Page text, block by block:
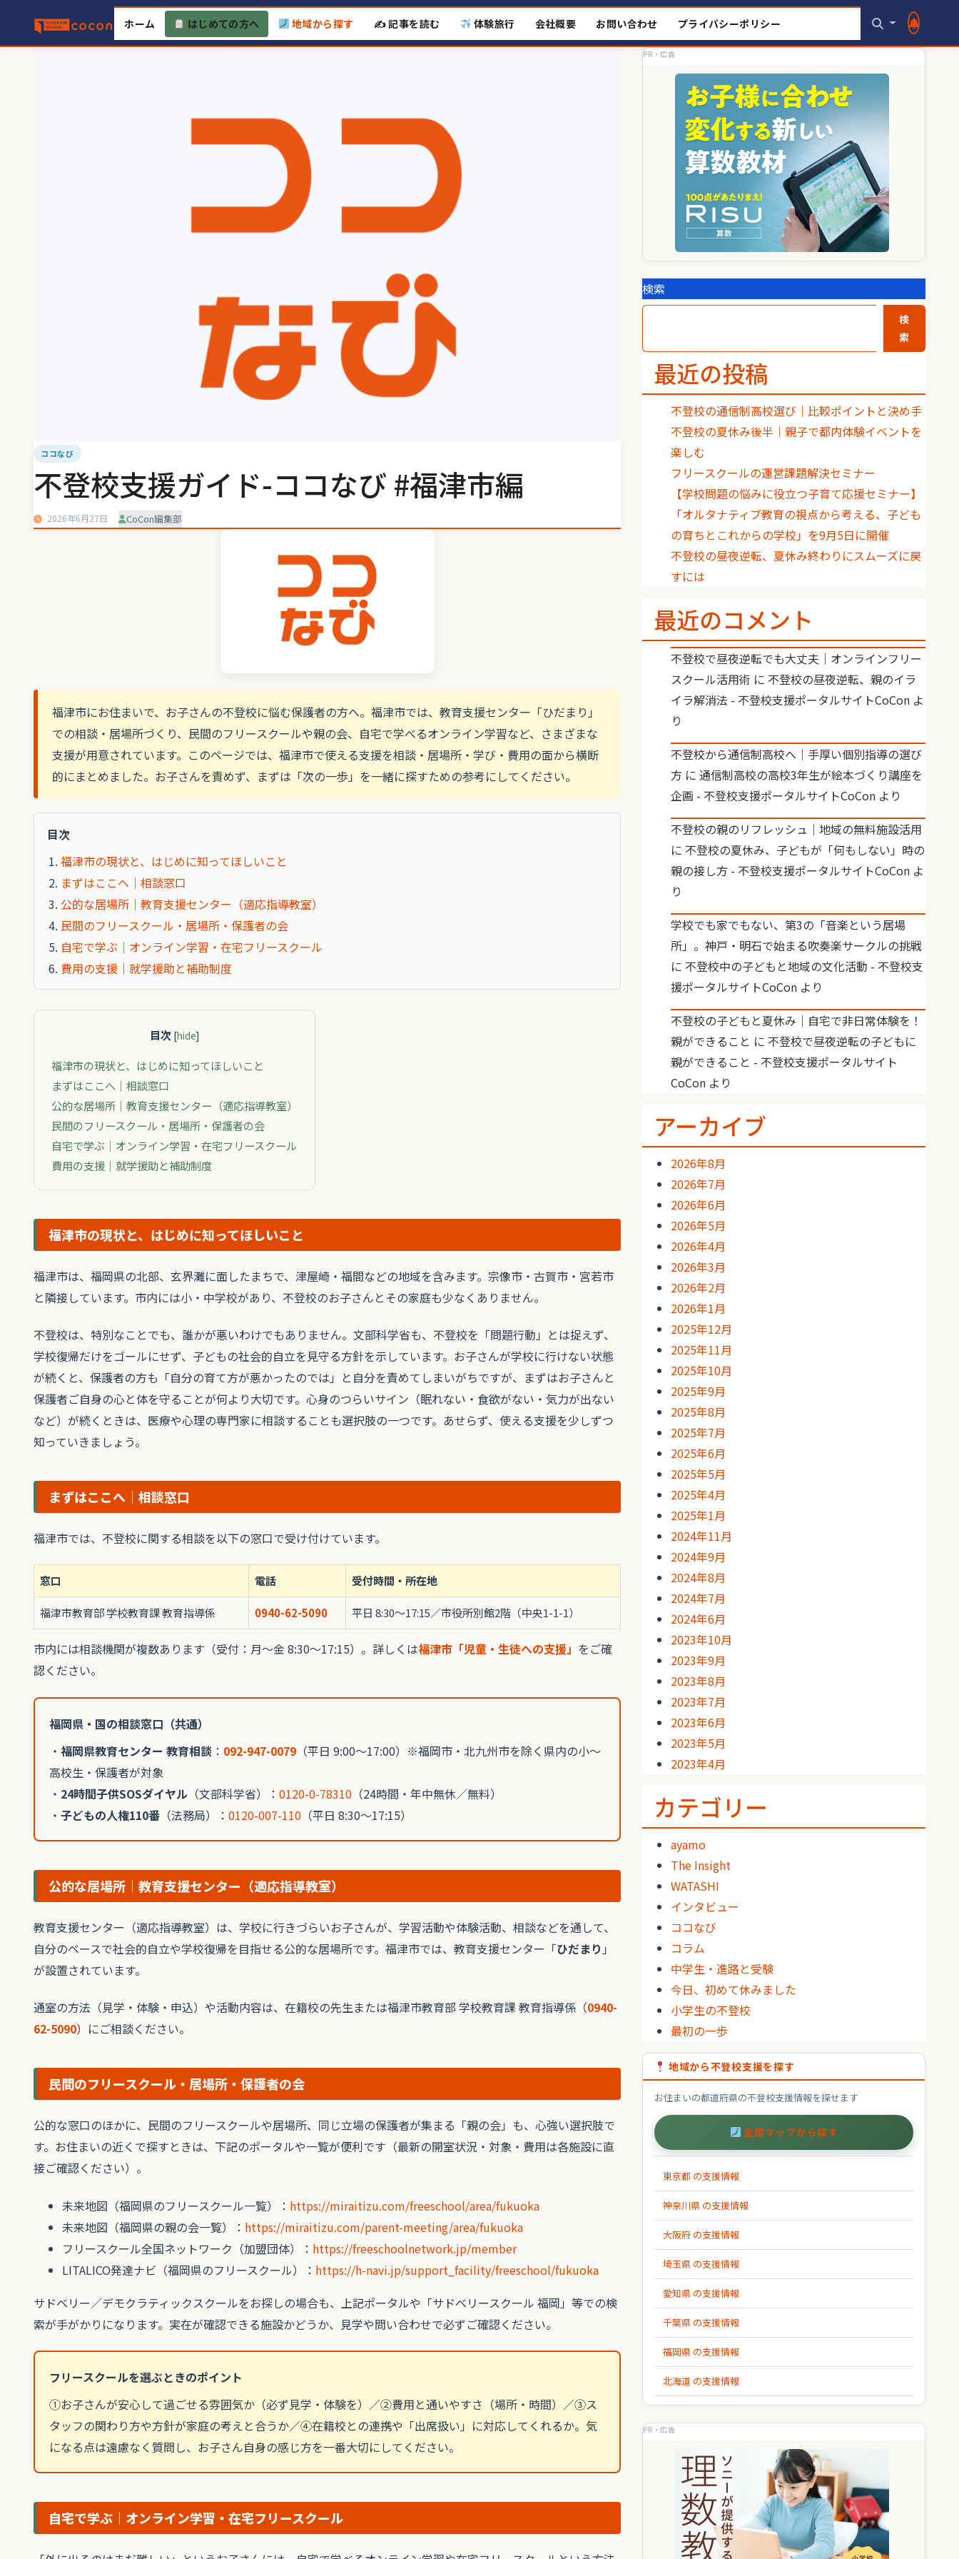
content
ホーム はじめての方へ 地域から探す ✍️ 記事を読む 体験旅行 会社概要 お問い合わせ プライバシーポリシー
ココなび
不登校支援ガイド-ココなび #福津市編
2026年6月27日 CoCon編集部
福津市にお住まいで、お子さんの不登校に悩む保護者の方へ。福津市では、教育支援センター「ひだまり」
での相談・居場所づくり、民間のフリースクールや親の会、自宅で学べるオンライン学習など、さまざまな
支援が用意されています。このページでは、福津市で使える支援を相談・居場所・学び・費用の面から横断
的にまとめました。お子さんを責めず、まずは「次の一歩」を一緒に探すための参考にしてください。
目次
福津市の現状と、はじめに知ってほしいこと
まずはここへ｜相談窓口
公的な居場所｜教育支援センター（適応指導教室）
民間のフリースクール・居場所・保護者の会
自宅で学ぶ｜オンライン学習・在宅フリースクール
費用の支援｜就学援助と補助制度
目次 [hide]
福津市の現状と、はじめに知ってほしいこと
まずはここへ｜相談窓口
公的な居場所｜教育支援センター（適応指導教室）
民間のフリースクール・居場所・保護者の会
自宅で学ぶ｜オンライン学習・在宅フリースクール
費用の支援｜就学援助と補助制度
福津市の現状と、はじめに知ってほしいこと
福津市は、福岡県の北部、玄界灘に面したまちで、津屋崎・福間などの地域を含みます。宗像市・古賀市・宮若市
と隣接しています。市内には小・中学校があり、不登校のお子さんとその家庭も少なくありません。
不登校は、特別なことでも、誰かが悪いわけでもありません。文部科学省も、不登校を「問題行動」とは捉えず、
学校復帰だけをゴールにせず、子どもの社会的自立を見守る方針を示しています。お子さんが学校に行けない状態
が続くと、保護者の方も「自分の育て方が悪かったのでは」と自分を責めてしまいがちですが、まずはお子さんと
保護者ご自身の心と体を守ることが何より大切です。心身のつらいサイン（眠れない・食欲がない・気力が出ない
など）が続くときは、医療や心理の専門家に相談することも選択肢の一つです。あせらず、使える支援を少しずつ
知っていきましょう。
まずはここへ｜相談窓口
福津市では、不登校に関する相談を以下の窓口で受け付けています。
窓口 電話 受付時間・所在地
福津市教育部 学校教育課 教育指導係 0940-62-5090 平日 8:30〜17:15／市役所別館2階（中央1-1-1）
市内には相談機関が複数あります（受付：月〜金 8:30〜17:15）。詳しくは福津市「児童・生徒への支援」 をご確
認ください。
福岡県・国の相談窓口（共通）
・ 福岡県教育センター 教育相談 ： 092-947-0079 （平日 9:00〜17:00）※福岡市・北九州市を除く県内の小〜
高校生・保護者が対象
・ 24時間子供SOSダイヤル （文部科学省）： 0120-0-78310 （24時間・年中無休／無料）
・ 子どもの人権110番 （法務局）： 0120-007-110 （平日 8:30〜17:15）
公的な居場所｜教育支援センター（適応指導教室）
教育支援センター（適応指導教室）は、学校に行きづらいお子さんが、学習活動や体験活動、相談などを通して、
自分のペースで社会的自立や学校復帰を目指せる公的な居場所です。福津市では、教育支援センター「ひだまり 」
が設置されています。
通室の方法（見学・体験・申込）や活動内容は、在籍校の先生または福津市教育部 学校教育課 教育指導係（0940-
62-5090）にご相談ください。
民間のフリースクール・居場所・保護者の会
公的な窓口のほかに、民間のフリースクールや居場所、同じ立場の保護者が集まる「親の会」も、心強い選択肢で
す。お住まいの近くで探すときは、下記のポータルや一覧が便利です（最新の開室状況・対象・費用は各施設に直
接ご確認ください）。
未来地図（福岡県のフリースクール一覧）： https://miraitizu.com/freeschool/area/fukuoka
未来地図（福岡県の親の会一覧）： https://miraitizu.com/parent-meeting/area/fukuoka
フリースクール全国ネットワーク（加盟団体）： https://freeschoolnetwork.jp/member
LITALICO発達ナビ（福岡県のフリースクール）： https://h-navi.jp/support_facility/freeschool/fukuoka
サドベリー／デモクラティックスクールをお探しの場合も、上記ポータルや「サドベリースクール 福岡」等での検
索が手がかりになります。実在が確認できる施設かどうか、見学や問い合わせで必ずご確認ください。
フリースクールを選ぶときのポイント
①お子さんが安心して過ごせる雰囲気か（必ず見学・体験を）／②費用と通いやすさ（場所・時間）／③ス
タッフの関わり方や方針が家庭の考えと合うか／④在籍校との連携や「出席扱い」に対応してくれるか。気
になる点は遠慮なく質問し、お子さん自身の感じ方を一番大切にしてください。
自宅で学ぶ｜オンライン学習・在宅フリースクール
PR・広告
検索
検
索
最近の投稿
不登校の通信制高校選び｜比較ポイントと決め手
不登校の夏休み後半｜親子で都内体験イベントを
楽しむ
フリースクールの運営課題解決セミナー
【学校問題の悩みに役立つ子育て応援セミナー】
「オルタナティブ教育の視点から考える、子ども
の育ちとこれからの学校」を9月5日に開催
不登校の昼夜逆転、夏休み終わりにスムーズに戻
すには
最近のコメント
不登校で昼夜逆転でも大丈夫｜オンラインフリー
スクール活用術 に 不登校の昼夜逆転、親のイラ
イラ解消法 - 不登校支援ポータルサイトCoCon よ
り
不登校から通信制高校へ｜手厚い個別指導の選び
方 に通信制高校の高校3年生が絵本づくり講座を
企画 - 不登校支援ポータルサイトCoCon より
不登校の親のリフレッシュ｜地域の無料施設活用
に 不登校の夏休み、子どもが「何もしない」時の
親の接し方 - 不登校支援ポータルサイトCoCon よ
り
学校でも家でもない、第3の「音楽という居場
所」。神戸・明石で始まる吹奏楽サークルの挑戦
に 不登校中の子どもと地域の文化活動 - 不登校支
援ポータルサイトCoCon より
不登校の子どもと夏休み｜自宅で非日常体験を！
親ができること に 不登校で昼夜逆転の子どもに
親ができること - 不登校支援ポータルサイト
CoCon より
アーカイブ
2026年8月
2026年7月
2026年6月
2026年5月
2026年4月
2026年3月
2026年2月
2026年1月
2025年12月
2025年11月
2025年10月
2025年9月
2025年8月
2025年7月
2025年6月
2025年5月
2025年4月
2025年1月
2024年11月
2024年9月
2024年8月
2024年7月
2024年6月
2023年10月
2023年9月
2023年8月
2023年7月
2023年6月
2023年5月
2023年4月
カテゴリー
ayamo
The Insight
WATASHI
インタビュー
ココなび
コラム
中学生・進路と受験
今日、初めて休みました
小学生の不登校
最初の一歩
地域から不登校支援を探す
お住まいの都道府県の不登校支援情報を探せます
全国マップから探す
東京都 の支援情報
神奈川県 の支援情報
大阪府 の支援情報
埼玉県 の支援情報
愛知県 の支援情報
千葉県 の支援情報
福岡県 の支援情報
北海道 の支援情報
PR・広告